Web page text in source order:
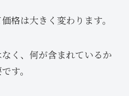
格は大きく変わります。
く、何が含まれているか
す。